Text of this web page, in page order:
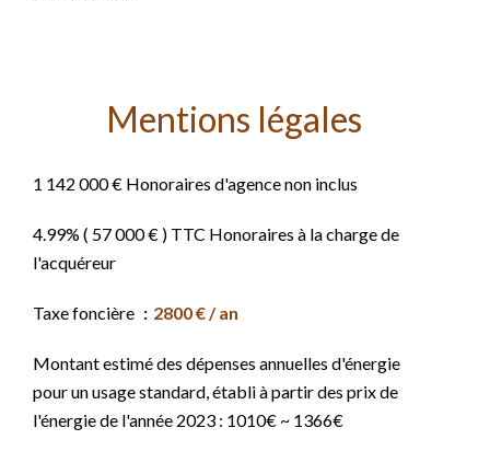
Mentions légales
1 142 000 € Honoraires d'agence non inclus
4.99% ( 57 000 € ) TTC Honoraires à la charge de
l'acquéreur
Taxe foncière 2800 € / an
Montant estimé des dépenses annuelles d'énergie
pour un usage standard, établi à partir des prix de
l'énergie de l'année 2023 : 1010€ ~ 1366€